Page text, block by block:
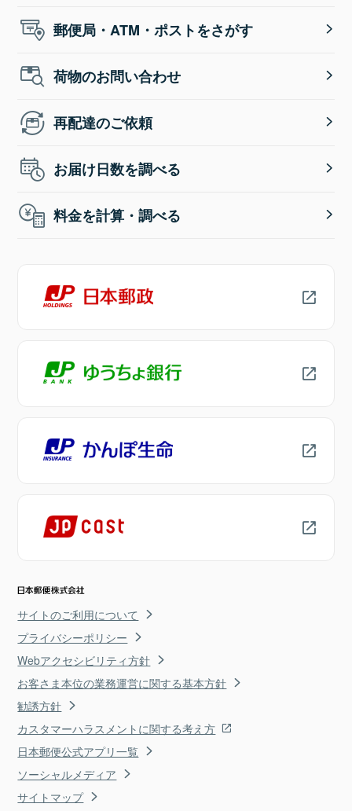
郵便局・ATM・ポストをさがす
荷物のお問い合わせ
再配達のご依頼
お届け日数を調べる
料金を計算・調べる
サイトのご利用について
プライバシーポリシー
Webアクセシビリティ方針
お客さま本位の業務運営に関する基本方針
勧誘方針
カスタマーハラスメントに関する考え方
日本郵便公式アプリ一覧
ソーシャルメディア
サイトマップ